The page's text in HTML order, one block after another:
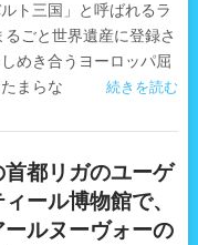
ト三国」と呼ばれるラ
ごと世界遺産に登録さ
めき合うヨーロッパ屈
まらな
続きを読む
首都リガのユーゲ
ール博物館で、
ールヌーヴォーの